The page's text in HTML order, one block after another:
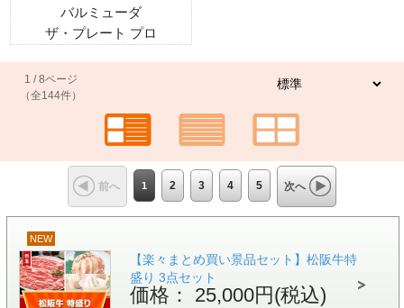
バルミューダ
ザ・プレート プロ
1 / 8ページ
（全144件）
前へ 1 2 3 4 5 次へ
NEW
【楽々まとめ買い景品セット】松阪牛特
盛り 3点セット
価格： 25,000円(税込)